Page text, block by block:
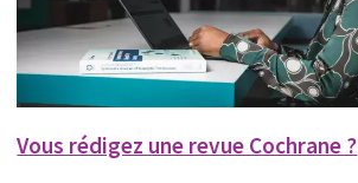
Vous rédigez une revue Cochrane ?